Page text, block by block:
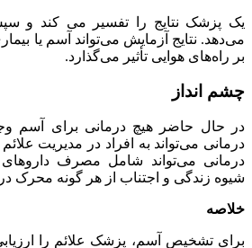
یک پزشک نتایج را تفسیر می کند و
می‌دهد. نتایج آزمایش می‌تواند آسم یا
بر راه‌های هوایی تأثیر می‌گذارد.
چشم انداز
در حال حاضر هیچ درمانی برای آسم
درمانی می‌تواند به افراد در مدیریت
درمانی می‌تواند شامل مصرف داروهای
شیوه زندگی و اجتناب از هر گونه محرک
خلاصه
برای تشخیص آسم، پزشک علائم را